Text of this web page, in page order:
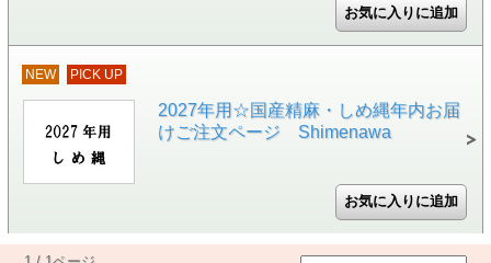
NEW PICK UP
2027年用☆国産精麻・しめ縄年内お届
けご注文ページ Shimenawa